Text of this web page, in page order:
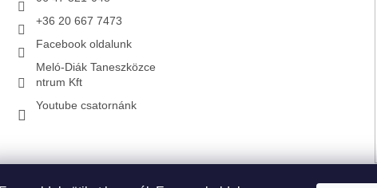
+36 20 667 7473
Facebook oldalunk
Meló-Diák Taneszközce
ntrum Kft
Youtube csatornánk